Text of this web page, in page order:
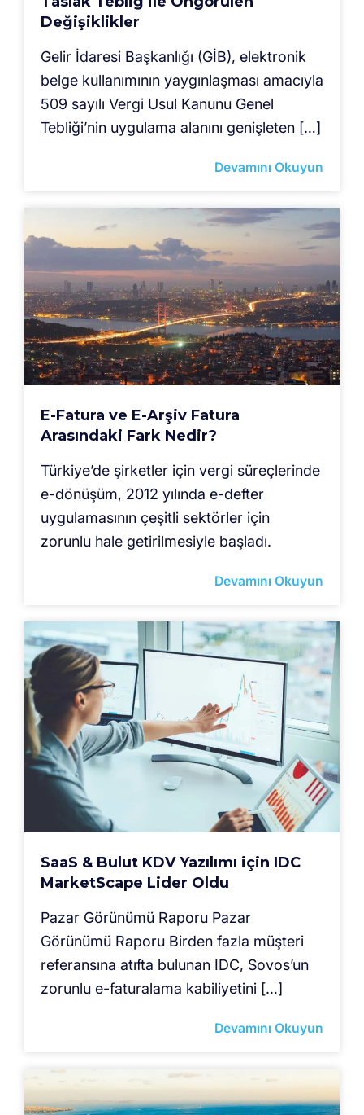
Değişiklikler
Gelir İdaresi Başkanlığı (GİB), elektronik
belge kullanımının yaygınlaşması amacıyla
509 sayılı Vergi Usul Kanunu Genel
Tebliği’nin uygulama alanını genişleten […]
Devamını Okuyun
E-Fatura ve E-Arşiv Fatura
Arasındaki Fark Nedir?
Türkiye’de şirketler için vergi süreçlerinde
e-dönüşüm, 2012 yılında e-defter
uygulamasının çeşitli sektörler için
zorunlu hale getirilmesiyle başladı.
Devamını Okuyun
SaaS & Bulut KDV Yazılımı için IDC
MarketScape Lider Oldu
Pazar Görünümü Raporu Pazar
Görünümü Raporu Birden fazla müşteri
referansına atıfta bulunan IDC, Sovos’un
zorunlu e-faturalama kabiliyetini […]
Devamını Okuyun